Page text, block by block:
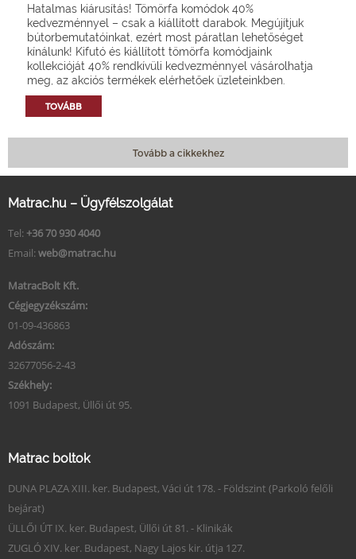
Hatalmas kiárusítás! Tömörfa komódok 40%
kedvezménnyel – csak a kiállított darabok. Megújítjuk
bútorbemutatóinkat, ezért most páratlan lehetőséget
kínálunk! Kifutó és kiállított tömörfa komódjaink
kollekcióját 40% rendkívüli kedvezménnyel vásárolhatja
meg, az akciós termékek elérhetőek üzleteinkben.
TOVÁBB
Tovább a cikkekhez
Matrac.hu – Ügyfélszolgálat
Tel: +36 70 930 4040
Email: web@matrac.hu
MatracBolt Kft.
Cégjegyzékszám:
01-09-436863
Adószám:
32677056-2-43
Székhely:
1091 Budapest, Üllői út 95.
Matrac boltok
DUNA PLAZA XIII. ker. Budapest, Váci út 178. - Földszint (Parkoló felőli
bejárat)
ÜLLŐI ÚT IX. ker. Budapest, Üllői út 81. - Klinikák
ZUGLÓ XIV. ker. Budapest, Nagy Lajos kir. útja 127.